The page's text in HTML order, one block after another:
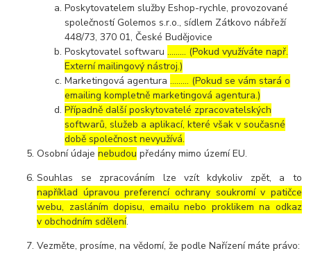
Poskytovatelem služby Eshop-rychle, provozované
společností Golemos s.r.o., sídlem Zátkovo nábřeží
448/73, 370 01, České Budějovice
Poskytovatel softwaru……… (Pokud využíváte např.
Externí mailingový nástroj.)
Marketingová agentura……… (Pokud se vám stará o
emailing kompletně marketingová agentura.)
Případně další poskytovatelé zpracovatelských
softwarů, služeb a aplikací, které však v současné
době společnost nevyužívá.
Osobní údajenebudou předány mimo území EU.
Souhlas se zpracováním lze vzít kdykoliv zpět, a to
například úpravou preferencí ochrany soukromí v patičce
webu, zasláním dopisu, emailu nebo proklikem na odkaz
v obchodním sdělení.
Vezměte, prosíme, na vědomí, že podle Nařízení máte právo: